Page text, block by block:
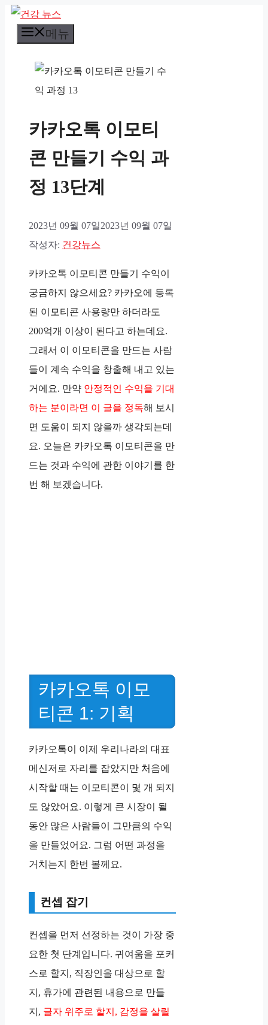
컨
메뉴
카카오톡 이모티
콘 만들기 수익 과
정 13단계
2023년 09월 07일2023년 09월 07일
작성자: 건강뉴스
카카오톡 이모티콘 만들기 수익이
궁금하지 않으세요? 카카오에 등록
된 이모티콘 사용량만 하더라도
200억개 이상이 된다고 하는데요.
그래서 이 이모티콘을 만드는 사람
들이 계속 수익을 창출해 내고 있는
거에요. 만약 안정적인 수익을 기대
하는 분이라면 이 글을 정독해 보시
면 도움이 되지 않을까 생각되는데
요. 오늘은 카카오톡 이모티콘을 만
드는 것과 수익에 관한 이야기를 한
번 해 보겠습니다.
카카오톡 이모
티콘 1: 기획
카카오톡이 이제 우리나라의 대표
메신저로 자리를 잡았지만 처음에
시작할 때는 이모티콘이 몇 개 되지
도 않았어요. 이렇게 큰 시장이 될
동안 많은 사람들이 그만큼의 수익
을 만들었어요. 그럼 어떤 과정을
거치는지 한번 볼께요.
컨셉 잡기
컨셉을 먼저 선정하는 것이 가장 중
요한 첫 단계입니다. 귀여움을 포커
스로 할지, 직장인을 대상으로 할
지, 휴가에 관련된 내용으로 만들
지, 글자 위주로 할지, 감정을 살릴